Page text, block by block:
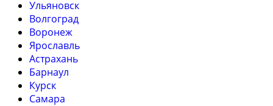
Ульяновск
Волгоград
Воронеж
Ярославль
Астрахань
Барнаул
Курск
Самара